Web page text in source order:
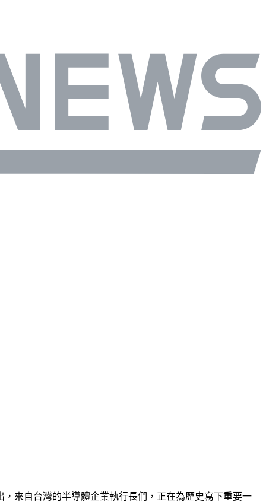
來自台灣的半導體企業執行長們，正在為歷史寫下重要一